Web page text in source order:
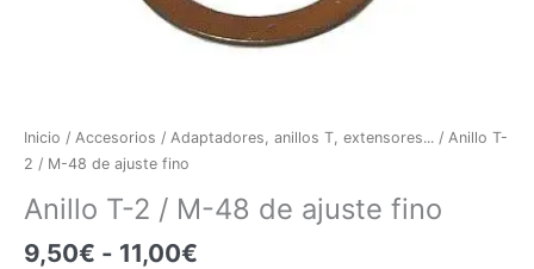
Inicio / Accesorios / Adaptadores, anillos T, extensores... / Anillo T-
2 / M-48 de ajuste fino
Anillo T-2 / M-48 de ajuste fino
9,50€ - 11,00€